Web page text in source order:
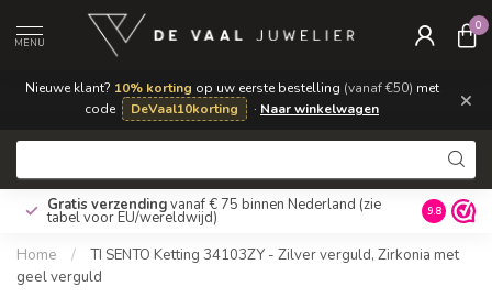
Nieuwe klant? 10% korting op uw eerste bestelling (vanaf €50) met
code
DeVaal10korting · Naar winkelwagen ×
MENU
0
Gratis verzendingvanaf € 75 binnen Nederland (zie
tabel voor EU/wereldwijd) 9.8
Home /
TI SENTO Ketting 34103ZY - Zilver verguld, Zirkonia met
geel verguld